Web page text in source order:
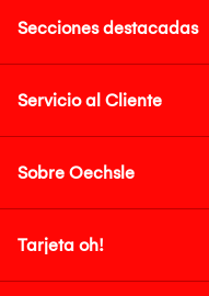
Secciones destacadas
Servicio al Cliente
Sobre Oechsle
Tarjeta oh!